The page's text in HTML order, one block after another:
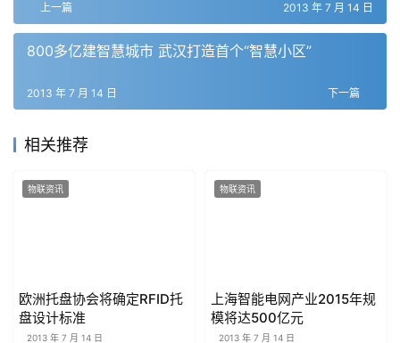
上一篇 2013 年 7 月 14 日
800多亿建智慧城市 武汉打造首个“智慧小区”
下一篇
2013 年 7 月 14 日
相关推荐
物联资讯
欧洲托盘协会将确定RFID托
盘设计标准
2013 年 7 月 14 日
物联资讯
上海智能电网产业2015年规
模将达500亿元
2013 年 7 月 14 日